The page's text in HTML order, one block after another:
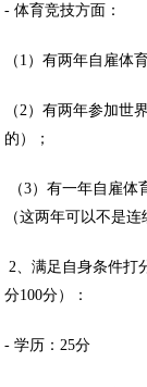
- 体育竞技方面：
（1）有两年自雇体
（2）有两年参加世
的）；
（3）有一年自雇
（这两年可以不是连
2、满足自身条件打
分100分）：
- 学历：25分